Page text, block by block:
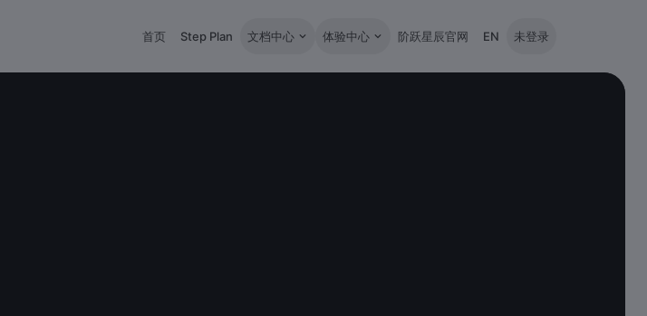
首页 Step Plan 文档中心 体验中心 阶跃星辰官网 EN 未登录